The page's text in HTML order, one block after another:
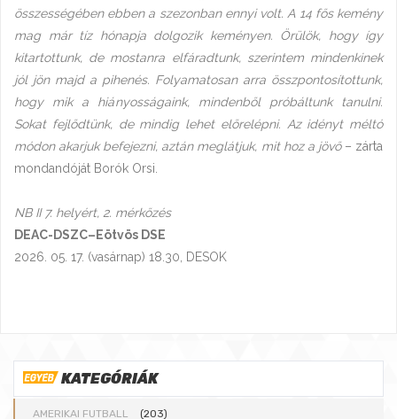
összességében ebben a szezonban ennyi volt. A 14 fős kemény
mag már tíz hónapja dolgozik keményen. Örülök, hogy így
kitartottunk, de mostanra elfáradtunk, szerintem mindenkinek
jól jön majd a pihenés. Folyamatosan arra összpontosítottunk,
hogy mik a hiányosságaink, mindenből próbáltunk tanulni.
Sokat fejlődtünk, de mindig lehet előrelépni. Az idényt méltó
módon akarjuk befejezni, aztán meglátjuk, mit hoz a jövő– zárta
mondandóját Borók Orsi.
NB II 7. helyért, 2. mérkőzés
DEAC-DSZC–Eötvös DSE
2026. 05. 17. (vasárnap) 18.30, DESOK
KATEGÓRIÁK
AMERIKAI FUTBALL (203)